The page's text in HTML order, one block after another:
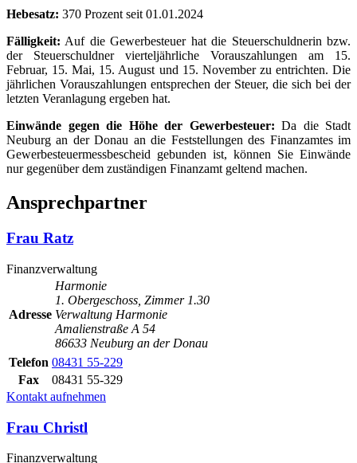
Hebesatz: 370 Prozent seit 01.01.2024
Fälligkeit: Auf die Gewerbesteuer hat die Steuerschuldnerin bzw.
der Steuerschuldner vierteljährliche Vorauszahlungen am 15.
Februar, 15. Mai, 15. August und 15. November zu entrichten. Die
jährlichen Vorauszahlungen entsprechen der Steuer, die sich bei der
letzten Veranlagung ergeben hat.
Einwände gegen die Höhe der Gewerbesteuer: Da die Stadt
Neuburg an der Donau an die Feststellungen des Finanzamtes im
Gewerbesteuermessbescheid gebunden ist, können Sie Einwände
nur gegenüber dem zuständigen Finanzamt geltend machen.
Ansprechpartner
Frau Ratz
Finanzverwaltung
Adresse
Harmonie
1. Obergeschoss, Zimmer 1.30
Verwaltung Harmonie
Amalienstraße A 54
86633 Neuburg an der Donau
Telefon 08431 55-229
Fax
08431 55-329
Kontakt aufnehmen
Frau Christl
Finanzverwaltung